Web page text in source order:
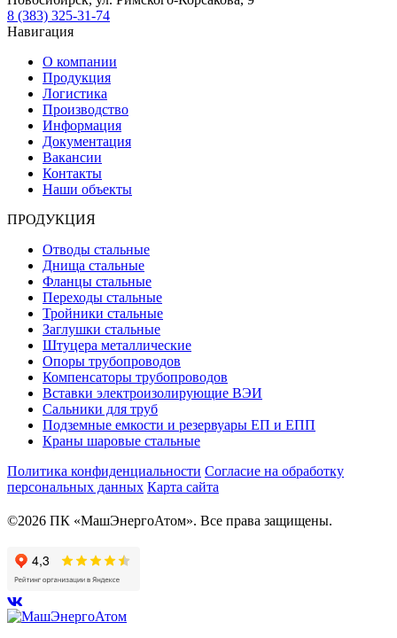
8 (383) 325-31-74
Навигация
О компании
Продукция
Логистика
Производство
Информация
Документация
Вакансии
Контакты
Наши объекты
ПРОДУКЦИЯ
Отводы стальные
Днища стальные
Фланцы стальные
Переходы стальные
Тройники стальные
Заглушки стальные
Штуцера металлические
Опоры трубопроводов
Компенсаторы трубопроводов
Вставки электроизолирующие ВЭИ
Сальники для труб
Подземные емкости и резервуары ЕП и ЕПП
Краны шаровые стальные
Политика конфиденциальности Согласие на обработку
персональных данных Карта сайта
©2026 ПК «МашЭнергоАтом». Все права защищены.